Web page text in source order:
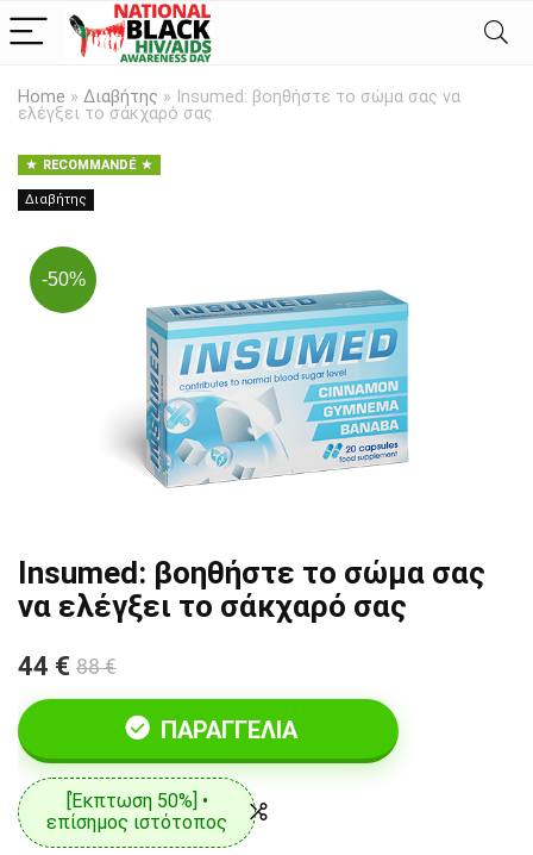
Home » Διαβήτης » Insumed: βοηθήστε το σώμα σας να
ελέγξει το σάκχαρό σας
RECOMMANDÉ
Διαβήτης
-50%
Insumed: βοηθήστε το σώμα σας
να ελέγξει το σάκχαρό σας
44 € 88 €
ΠΑΡΑΓΓΕΛΊΑ
[Έκπτωση 50%] •
επίσημος ιστότοπος